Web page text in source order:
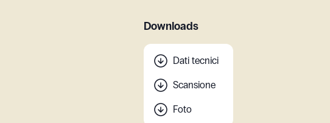
Downloads
Dati tecnici
Scansione
Foto